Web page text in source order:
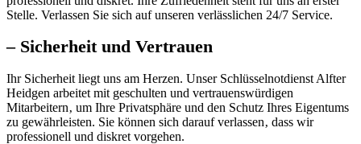
Stelle.​ Verlassen Sie sich auf unseren verlässlichen 24/7 Service.​
– Sicherheit und Vertrauen
Ihr Sicherheit liegt uns am Herzen.​ Unser Schlüsselnotdienst Alfter
Heidgen arbeitet mit geschulten und vertrauenswürdigen
Mitarbeitern‚ um Ihre Privatsphäre und den Schutz Ihres Eigentums
zu gewährleisten.​ Sie können sich darauf verlassen‚ dass wir
professionell und diskret vorgehen.​